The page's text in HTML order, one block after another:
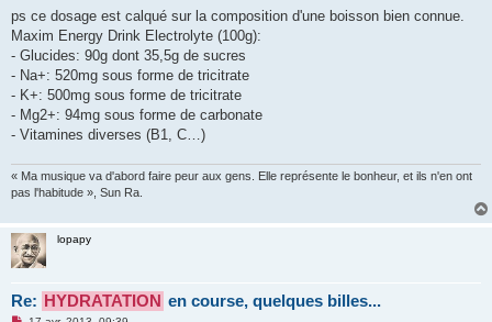
ps ce dosage est calqué sur la composition d'une boisson bien connue.
Maxim Energy Drink Electrolyte (100g):
- Glucides: 90g dont 35,5g de sucres
- Na+: 520mg sous forme de tricitrate
- K+: 500mg sous forme de tricitrate
- Mg2+: 94mg sous forme de carbonate
- Vitamines diverses (B1, C…)
« Ma musique va d'abord faire peur aux gens. Elle représente le bonheur, et ils n'en ont
pas l'habitude », Sun Ra.
lopapy
Re: HYDRATATION en course, quelques billes...